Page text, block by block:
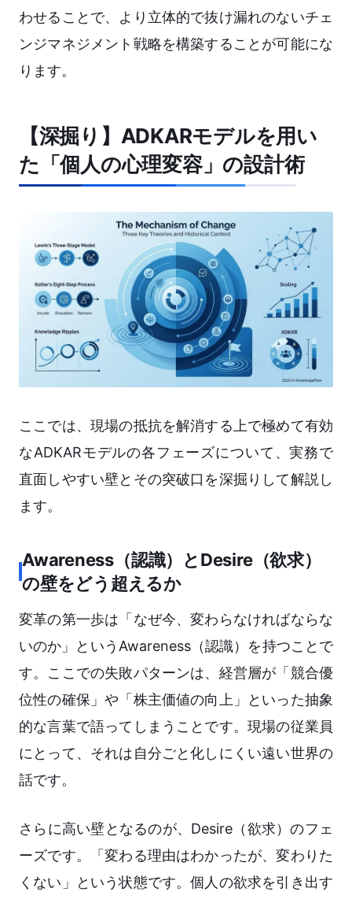
わせることで、より立体的で抜け漏れのないチェ
ンジマネジメント戦略を構築することが可能にな
ります。
【深掘り】ADKARモデルを用い
た「個人の心理変容」の設計術
ここでは、現場の抵抗を解消する上で極めて有効
なADKARモデルの各フェーズについて、実務で
直面しやすい壁とその突破口を深掘りして解説し
ます。
Awareness（認識）とDesire（欲求）
の壁をどう超えるか
変革の第一歩は「なぜ今、変わらなければならな
いのか」というAwareness（認識）を持つことで
す。ここでの失敗パターンは、経営層が「競合優
位性の確保」や「株主価値の向上」といった抽象
的な言葉で語ってしまうことです。現場の従業員
にとって、それは自分ごと化しにくい遠い世界の
話です。
さらに高い壁となるのが、Desire（欲求）のフェ
ーズです。「変わる理由はわかったが、変わりた
くない」という状態です。個人の欲求を引き出す